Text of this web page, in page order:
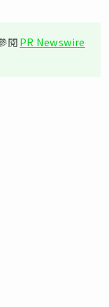
閱PR Newswire